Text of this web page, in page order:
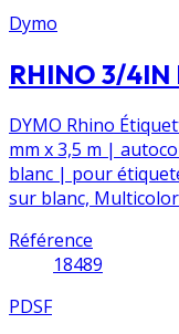
Dymo
RHINO 3/4IN
DYMO Rhino
mm x 3,5 m |
blanc | pour
sur blanc,
Référence
18489
PDSF